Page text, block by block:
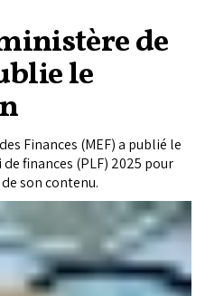
de
le
Finances (MEF) a publié le
finances (PLF) 2025 pour
son contenu.